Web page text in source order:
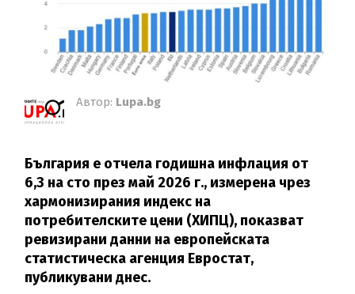
Автор: Lupa.bg
България е отчела годишна инфлация от
6,3 на сто през май 2026 г., измерена чрез
хармонизирания индекс на
потребителските цени (ХИПЦ), показват
ревизирани данни на европейската
статистическа агенция Евростат,
публикувани днес.